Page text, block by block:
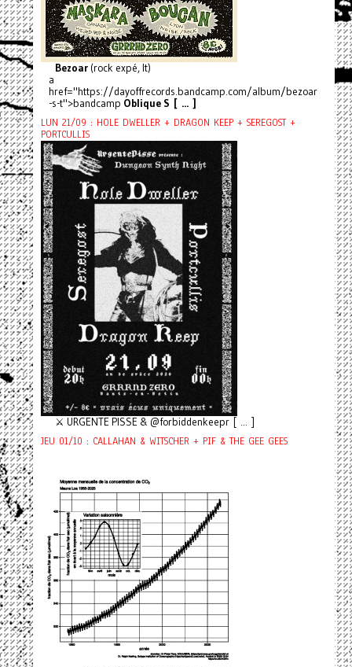
Bezoar(rock expé, It)
a
href="https://dayoffrecords.bandcamp.com/album/bezoar
-s-t">bandcamp Oblique S [ ... ]
LUN 21/09 : HOLE DWELLER + DRAGON KEEP + SEREGOST +
PORTCULLIS
⚔️ URGENTE PISSE & @forbiddenkeepr [ ... ]
JEU 01/10 : CALLAHAN & WITSCHER + PIF & THE GEE GEES